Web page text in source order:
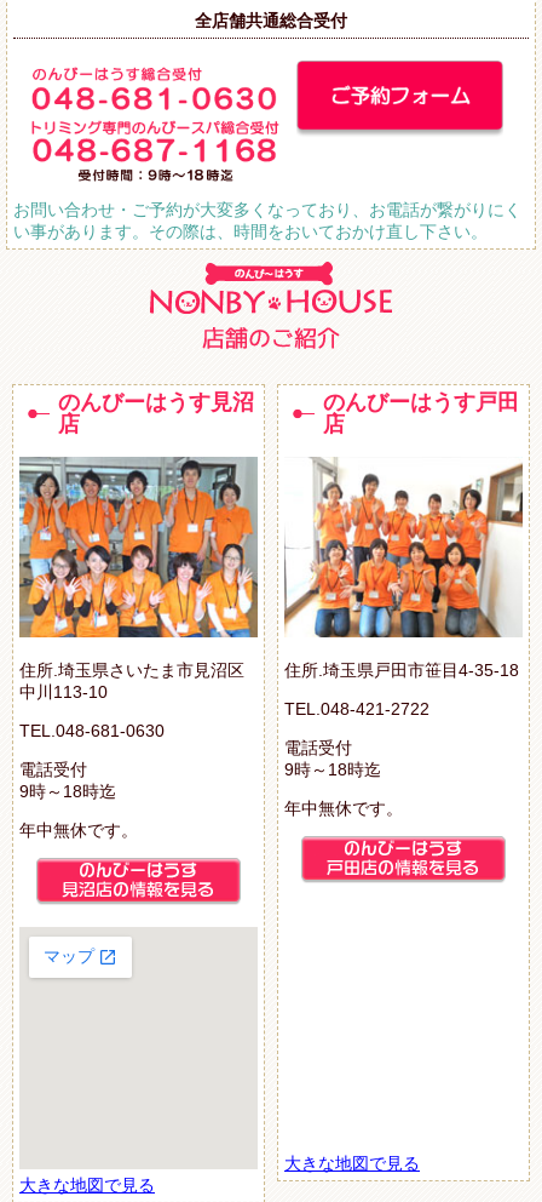
全店舗共通総合受付
お問い合わせ・ご予約が大変多くなっており、お電話が繋がりにく
い事があります。その際は、時間をおいておかけ直し下さい。
のんびーはうす見沼
店
住所.埼玉県さいたま市見沼区
中川113-10
TEL.048-681-0630
電話受付
9時～18時迄
年中無休です。
大きな地図で見る
のんびーはうす戸田
店
住所.埼玉県戸田市笹目4-35-18
TEL.048-421-2722
電話受付
9時～18時迄
年中無休です。
大きな地図で見る